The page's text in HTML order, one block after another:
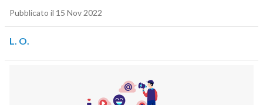
Pubblicato il 15 Nov 2022
L. O.